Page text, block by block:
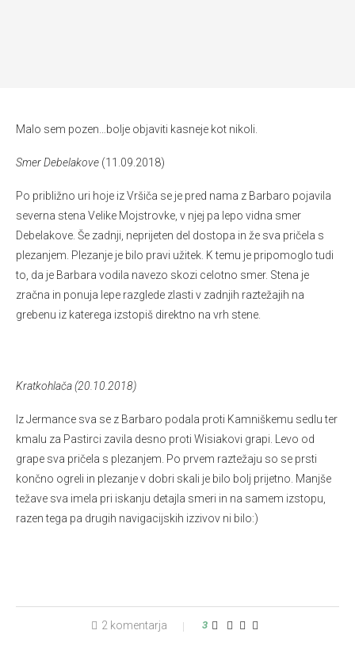
Malo sem pozen…bolje objaviti kasneje kot nikoli.
Smer Debelakove (11.09.2018)
Po približno uri hoje iz Vršiča se je pred nama z Barbaro pojavila
severna stena Velike Mojstrovke, v njej pa lepo vidna smer
Debelakove. Še zadnji, neprijeten del dostopa in že sva pričela s
plezanjem. Plezanje je bilo pravi užitek. K temu je pripomoglo tudi
to, da je Barbara vodila navezo skozi celotno smer. Stena je
zračna in ponuja lepe razglede zlasti v zadnjih raztežajih na
grebenu iz katerega izstopiš direktno na vrh stene.
Kratkohlača (20.10.2018)
Iz Jermance sva se z Barbaro podala proti Kamniškemu sedlu ter
kmalu za Pastirci zavila desno proti Wisiakovi grapi. Levo od
grape sva pričela s plezanjem. Po prvem raztežaju so se prsti
končno ogreli in plezanje v dobri skali je bilo bolj prijetno. Manjše
težave sva imela pri iskanju detajla smeri in na samem izstopu,
razen tega pa drugih navigacijskih izzivov ni bilo:)
2 komentarja 3